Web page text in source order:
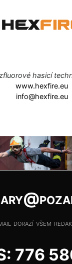
hasicí
www.hexfire.eu
info@hexfire.eu
dorazí všem
776